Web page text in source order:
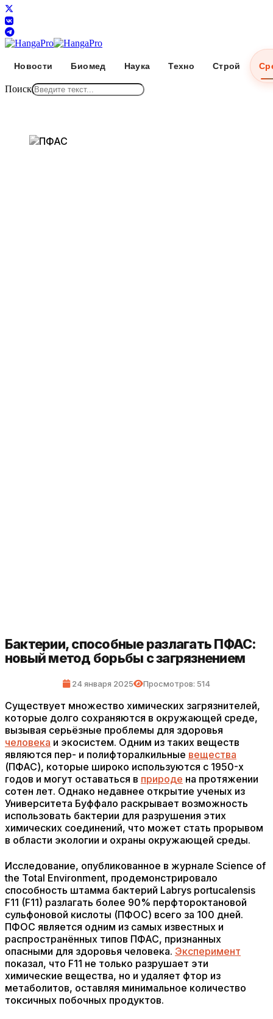
Новости Биомед Наука Техно Строй
Поиск
Бактерии, способные разлагать ПФАС:
новый метод борьбы с загрязнением
24 января 2025 Просмотров: 514
Существует множество химических загрязнителей,
которые долго сохраняются в окружающей среде,
вызывая серьёзные проблемы для здоровья
человека и экосистем. Одним из таких веществ
являются пер- и полифторалкильные вещества
(ПФАС), которые широко используются с 1950-х
годов и могут оставаться в природе на протяжении
сотен лет. Однако недавнее открытие ученых из
Университета Буффало раскрывает возможность
использовать бактерии для разрушения этих
химических соединений, что может стать прорывом
в области экологии и охраны окружающей среды.
Исследование, опубликованное в журнале Science of
the Total Environment, продемонстрировало
способность штамма бактерий Labrys portucalensis
F11 (F11) разлагать более 90% перфтороктановой
сульфоновой кислоты (ПФОС) всего за 100 дней.
ПФОС является одним из самых известных и
распространённых типов ПФАС, признанных
опасными для здоровья человека. Эксперимент
показал, что F11 не только разрушает эти
химические вещества, но и удаляет фтор из
метаболитов, оставляя минимальное количество
токсичных побочных продуктов.